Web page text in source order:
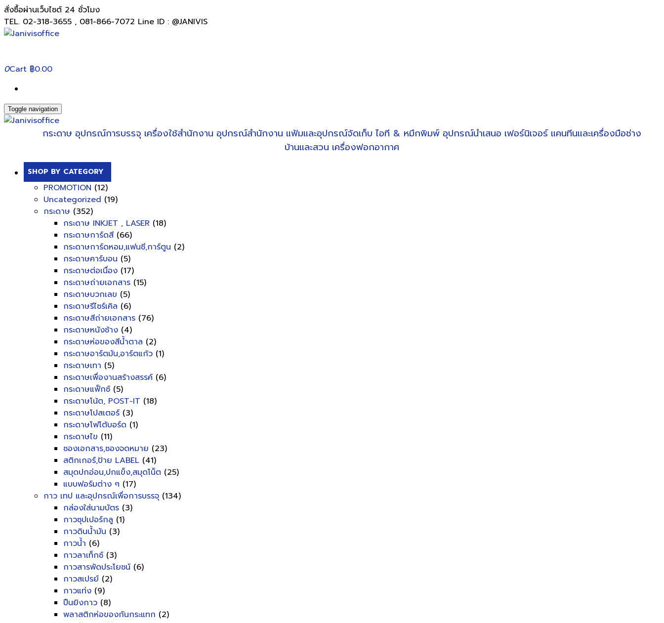
สั่งซื้อผ่านเว็บไซต์ 24 ชั่วโมง
TEL. 02-318-3655 , 081-866-7072 Line ID : @JANIVIS
0Cart ฿0.00
Toggle navigation
กระดาษ อุปกรณ์การบรรจุ เครื่องใช้สำนักงาน อุปกรณ์สำนักงาน แฟ้มและอุปกรณ์จัดเก็บ ไอที & หมึกพิมพ์ อุปกรณ์นำเสนอ เฟอร์นิเจอร์ แคนทีนและเครื่องมือช่าง
บ้านและสวน เครื่องฟอกอากาศ
SHOP BY CATEGORY
PROMOTION (12)
Uncategorized (19)
กระดาษ (352)
กระดาษ INKJET , LASER (18)
กระดาษการ์ดสี (66)
กระดาษการ์ดหอม,แฟนซี,การ์ตูน (2)
กระดาษคาร์บอน (5)
กระดาษต่อเนื่อง (17)
กระดาษถ่ายเอกสาร (15)
กระดาษบวกเลข (5)
กระดาษรีไซร์เคิล (6)
กระดาษสีถ่ายเอกสาร (76)
กระดาษหนังช้าง (4)
กระดาษห่อของสีน้ำตาล (2)
กระดาษอาร์ตมัน,อาร์ตแก้ว (1)
กระดาษเทา (5)
กระดาษเพื่องานสร้างสรรค์ (6)
กระดาษแฟ็กซ์ (5)
กระดาษโน้ต, POST-IT (18)
กระดาษโปสเตอร์ (3)
กระดาษโฟโต้บอร์ด (1)
กระดาษไข (11)
ซองเอกสาร,ซองจดหมาย (23)
สติกเกอร์,ป้าย LABEL (41)
สมุดปกอ่อน,ปกแข็ง,สมุดโน็ต (25)
แบบฟอร์มต่าง ๆ (17)
กาว เทป และอุปกรณ์เพื่อการบรรจุ (134)
กล่องใส่นามบัตร (3)
กาวซุปเปอร์กลู (1)
กาวดินน้ำมัน (3)
กาวน้ำ (6)
กาวลาเท็กซ์ (3)
กาวสารพัดประโยชน์ (6)
กาวสเปรย์ (2)
กาวแท่ง (9)
ปืนยิงกาว (8)
พลาสติกห่อของกันกระแทก (2)